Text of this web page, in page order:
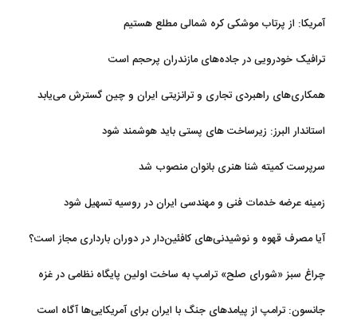
آمریکا: از پرتاب موشکی کره شمالی مطلع هستیم
ترافیک خودرویی در جاده‌های مازندران پرحجم است
همکاری‌های راهبردی تجاری و ترانزیتی ایران و چین گسترش می‌یابد
استاندار البرز: زیرساخت های پستی باید هوشمند شود
سرپرست کمیته شنا هنری بانوان منصوب شد
زمینه عرضه خدمات فنی و مهندسی ایران در روسیه تسهیل شود
آیا مصرف قهوه و نوشیدنی‌های کافئین‌دار در دوران بارداری مجاز است؟
چراغ سبز «شورای صلح» ترامپ به ساخت اولین پایگاه نظامی در غزه
جانسون: ترامپ از پیامدهای جنگ با ایران برای آمریکایی‌ها آگاه است